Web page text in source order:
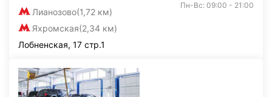
Лианозово(1,72 км)
Яхромская(2,34 км)
Пн-Вс: 09:00 - 21:00
Лобненская, 17 стр.1